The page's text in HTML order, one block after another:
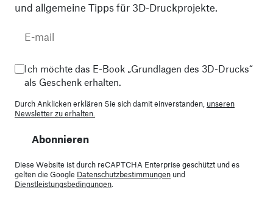
und allgemeine Tipps für 3D-Druckprojekte.
Ich möchte das E-Book „Grundlagen des 3D-Drucks“
als Geschenk erhalten.
Durch Anklicken erklären Sie sich damit einverstanden, unseren
Newsletter zu erhalten.
Abonnieren
Diese Website ist durch reCAPTCHA Enterprise geschützt und es
gelten die Google Datenschutzbestimmungen und
Dienstleistungsbedingungen